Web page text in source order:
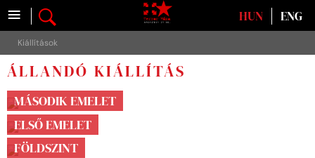
≡ Válasszon nyelvet
HUN ENG
Kiállítások
ÁLLANDÓ KIÁLLÍTÁS
MÁSODIK EMELET
ELSŐ EMELET
FÖLDSZINT